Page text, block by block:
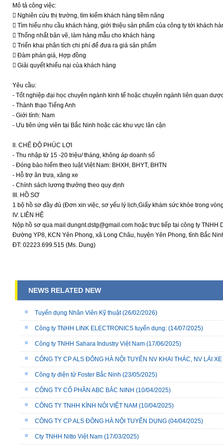
Mô tả công việc:
 Nghiên cứu thị trường, tìm kiếm khách hàng tiềm năng
 Tìm hiểu nhu cầu khách hàng, giới thiệu sản phẩm của công ty tới khách
 Thống nhất bản vẽ, làm hàng mẫu cho khách hàng
 Triển khai phân tích chi phí để đưa ra giá sản phẩm
 Đàm phán giá, Hợp đồng
 Giải quyết khiếu nại của khách hàng
Yêu cầu:
- Tốt nghiệp đại học chuyên ngành kinh tế hoặc chuyên ngành liên quan
- Thành thạo Tiếng Anh
- Giới tính: Nam
- Ưu tiên ứng viên tại Bắc Ninh hoặc các khu vực lân cận
II. CHẾ ĐỘ PHÚC LỢI
- Thu nhập từ 15 -20 triệu/ tháng, không áp doanh số
- Đóng bảo hiểm theo luật Việt Nam: BHXH, BHYT, BHTN
- Hỗ trợ ăn trưa, xăng xe
- Chính sách lương thưởng theo quy định
III. HỒ SƠ
1 bộ hồ sơ đầy đủ (Đơn xin việc, sơ yếu lý lịch,Giấy khám sức khỏe trong
IV. LIÊN HỆ
Nộp hồ sơ qua mail dungnt.dstg@gmail.com hoặc trực tiếp tại công ty TNHH
Đường YP8, KCN Yên Phong, xã Long Châu, huyện Yên Phong, tỉnh Bắc
ĐT: 02223.699.515 (Ms. Dung)
NEWS RELATED NEW
Tuyển dụng Nhân Viên Kỹ thuật(26/02/2026)
Công ty TNHH LINK ELECTRONICS tuyển dụng: (14/07/2025)
Công ty TNHH Sahara Industry Việt Nam (17/06/2025)
CÔNG TY CP ALS ĐÔNG HÀ NỘI TUYỂN NV KHAI THÁC, NV LÁI
Công ty điện tử Foster Bắc Ninh (23/05/2025)
CÔNG TY CỔ PHẦN ABC BẮC NINH (10/04/2025)
CÔNG TY TNHH KÍNH NỎI VIỆT NAM (10/04/2025)
CÔNG TY CP ALS ĐÔNG HÀ NỘI TUYỂN DỤNG (04/04/2025)
Cty TNHH Nitto Việt Nam (17/03/2025)